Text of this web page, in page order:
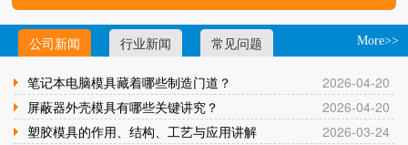
More>>
公司新闻 行业新闻 常见问题
2026-04-20
笔记本电脑模具藏着哪些制造门道？
2026-04-20
屏蔽器外壳模具有哪些关键讲究？
2026-03-24
塑胶模具的作用、结构、工艺与应用讲解